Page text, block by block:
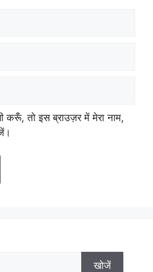
करूँ, तो इस ब्राउज़र में मेरा नाम,
खोजें